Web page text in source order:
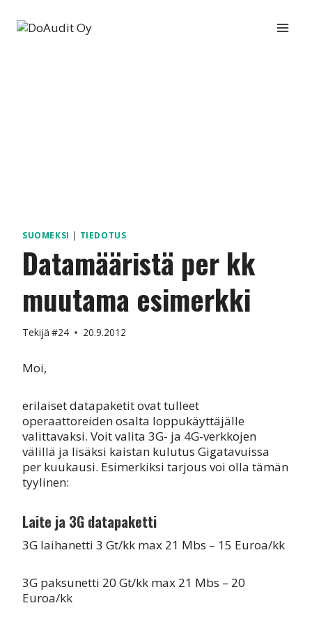
sisältöön
SUOMEKSI | TIEDOTUS
Datamääristä per kk
muutama esimerkki
Tekijä #24 20.9.2012
Moi,
erilaiset datapaketit ovat tulleet
operaattoreiden osalta loppukäyttäjälle
valittavaksi. Voit valita 3G- ja 4G-verkkojen
välillä ja lisäksi kaistan kulutus Gigatavuissa
per kuukausi. Esimerkiksi tarjous voi olla tämän
tyylinen:
Laite ja 3G datapaketti
3G laihanetti 3 Gt/kk max 21 Mbs – 15 Euroa/kk
3G paksunetti 20 Gt/kk max 21 Mbs – 20
Euroa/kk